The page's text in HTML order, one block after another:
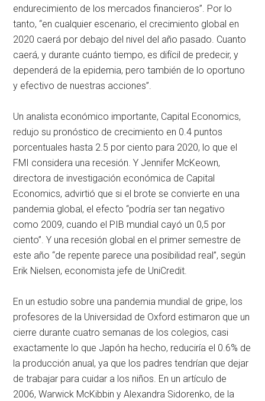
endurecimiento de los mercados financieros”. Por lo
tanto, “en cualquier escenario, el crecimiento global en
2020 caerá por debajo del nivel del año pasado. Cuanto
caerá, y durante cuánto tiempo, es difícil de predecir, y
dependerá de la epidemia, pero también de lo oportuno
y efectivo de nuestras acciones”.
Un analista económico importante, Capital Economics,
redujo su pronóstico de crecimiento en 0.4 puntos
porcentuales hasta 2.5 por ciento para 2020, lo que el
FMI considera una recesión. Y Jennifer McKeown,
directora de investigación económica de Capital
Economics, advirtió que si el brote se convierte en una
pandemia global, el efecto “podría ser tan negativo
como 2009, cuando el PIB mundial cayó un 0,5 por
ciento”. Y una recesión global en el primer semestre de
este año “de repente parece una posibilidad real”, según
Erik Nielsen, economista jefe de UniCredit.
En un estudio sobre una pandemia mundial de gripe, los
profesores de la Universidad de Oxford estimaron que un
cierre durante cuatro semanas de los colegios, casi
exactamente lo que Japón ha hecho, reduciría el 0.6% de
la producción anual, ya que los padres tendrían que dejar
de trabajar para cuidar a los niños. En un artículo de
2006, Warwick McKibbin y Alexandra Sidorenko, de la